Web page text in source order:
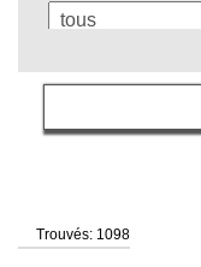
langue
Trouvés: 1098